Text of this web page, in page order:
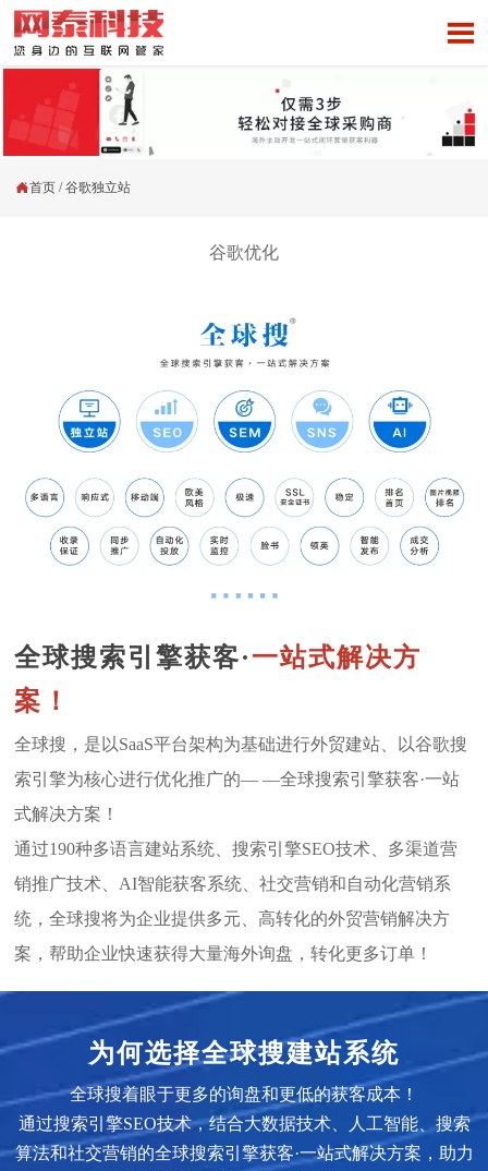

首页 /谷歌独立站
谷歌优化
全球搜索引擎获客·一站式解决方
案！
全球搜，是以SaaS平台架构为基础进行外贸建站、以谷歌搜
索引擎为核心进行优化推广的— —全球搜索引擎获客·一站
式解决方案！
通过190种多语言建站系统、搜索引擎SEO技术、多渠道营
销推广技术、AI智能获客系统、社交营销和自动化营销系
统，全球搜将为企业提供多元、高转化的外贸营销解决方
案，帮助企业快速获得大量海外询盘，转化更多订单！
为何选择全球搜建站系统
全球搜着眼于更多的询盘和更低的获客成本！
通过搜索引擎SEO技术，结合大数据技术、人工智能、搜索
算法和社交营销的全球搜索引擎获客·一站式解决方案，助力